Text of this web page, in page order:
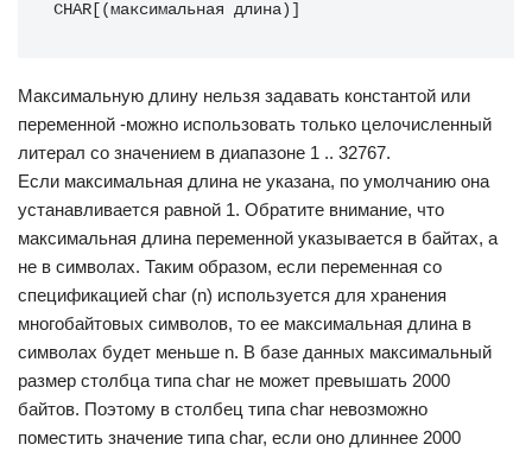
CHAR[(максимальная длина)]
Максимальную длину нельзя задавать константой или
переменной -можно использовать только целочисленный
литерал со значением в диапазоне 1 .. 32767.
Если максимальная длина не указана, по умолчанию она
устанавливается равной 1. Обратите внимание, что
максимальная длина переменной указывается в байтах, а
не в символах. Таким образом, если переменная со
спецификацией char (n) используется для хранения
многобайтовых символов, то ее максимальная длина в
символах будет меньше n. В базе данных максимальный
размер столбца типа char не может превышать 2000
байтов. Поэтому в столбец типа char невозможно
поместить значение типа char, если оно длиннее 2000